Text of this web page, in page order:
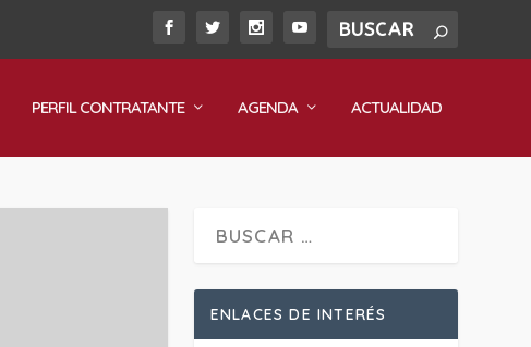
PERFIL CONTRATANTE AGENDA ACTUALIDAD
ENLACES DE INTERÉS